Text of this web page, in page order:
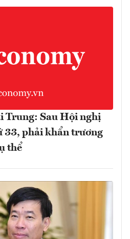
Trung: Sau Hội nghị
33, phải khẩn trương
thể